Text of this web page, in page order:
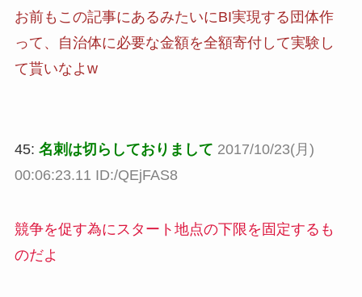
お前もこの記事にあるみたいにBI実現する団体作
って、自治体に必要な金額を全額寄付して実験し
て貰いなよw
45: 名刺は切らしておりまして 2017/10/23(月)
00:06:23.11 ID:/QEjFAS8
競争を促す為にスタート地点の下限を固定するも
のだよ